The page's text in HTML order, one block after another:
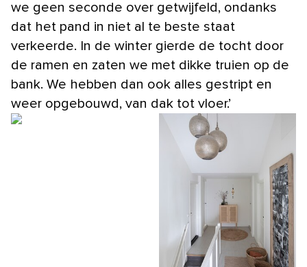
we geen seconde over getwijfeld, ondanks
dat het pand in niet al te beste staat
verkeerde. In de winter gierde de tocht door
de ramen en zaten we met dikke truien op de
bank. We hebben dan ook alles gestript en
weer opgebouwd, van dak tot vloer.’